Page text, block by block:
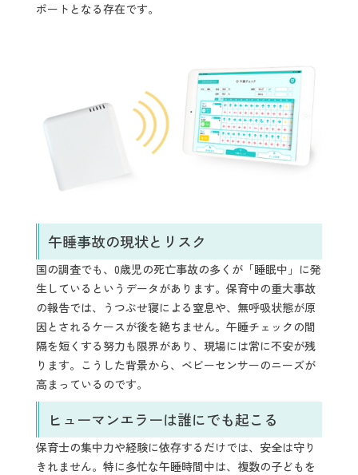
ポートとなる存在です。
午睡事故の現状とリスク
国の調査でも、0歳児の死亡事故の多くが「睡眠中」に発
生しているというデータがあります。保育中の重大事故
の報告では、うつぶせ寝による窒息や、無呼吸状態が原
因とされるケースが後を絶ちません。午睡チェックの間
隔を短くする努力も限界があり、現場には常に不安が残
ります。こうした背景から、ベビーセンサーのニーズが
高まっているのです。
ヒューマンエラーは誰にでも起こる
保育士の集中力や経験に依存するだけでは、安全は守り
きれません。特に多忙な午睡時間中は、複数の子どもを